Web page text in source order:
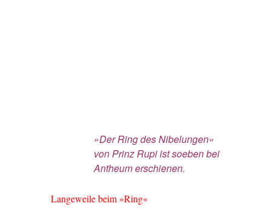
»Der Ring des Nibelungen«
von Prinz Rupi ist soeben bei
Antheum erschienen.
Langeweile beim »Ring«